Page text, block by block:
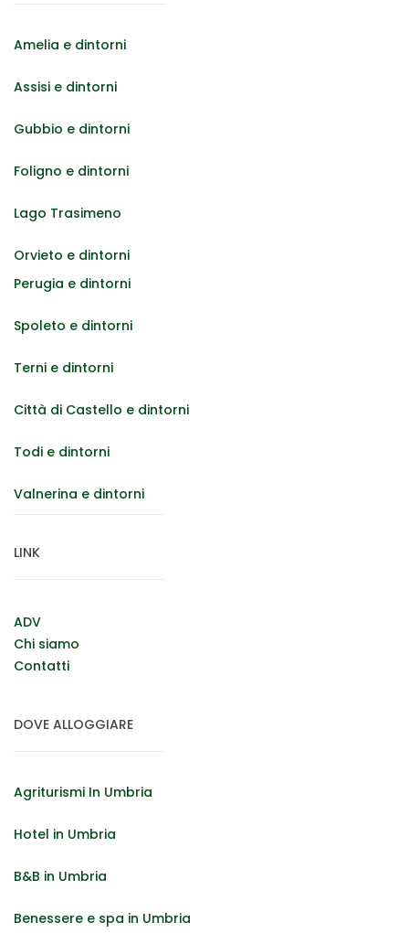
Amelia e dintorni
Assisi e dintorni
Gubbio e dintorni
Foligno e dintorni
Lago Trasimeno
Orvieto e dintorni
Perugia e dintorni
Spoleto e dintorni
Terni e dintorni
Città di Castello e dintorni
Todi e dintorni
Valnerina e dintorni
LINK
ADV
Chi siamo
Contatti
DOVE ALLOGGIARE
Agriturismi In Umbria
Hotel in Umbria
B&B in Umbria
Benessere e spa in Umbria